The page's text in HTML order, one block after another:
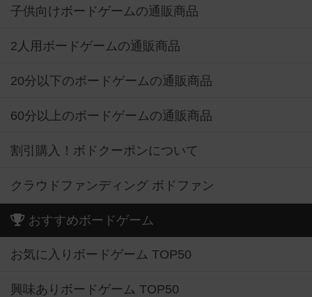
子供向けボードゲームの通販商品
2人用ボードゲームの通販商品
20分以下のボードゲームの通販商品
60分以上のボードゲームの通販商品
割引購入！ボドクーポンについて
クラウドファンディング ボドファン
おすすめボードゲーム
お気に入りボードゲーム TOP50
興味ありボードゲーム TOP50